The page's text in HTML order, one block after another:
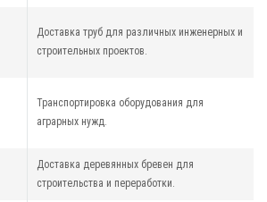
Доставка труб для различных инженерных и
строительных проектов.
Транспортировка оборудования для
аграрных нужд.
Доставка деревянных бревен для
строительства и переработки.